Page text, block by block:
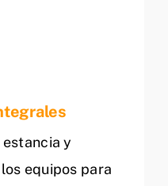
y
equipos para